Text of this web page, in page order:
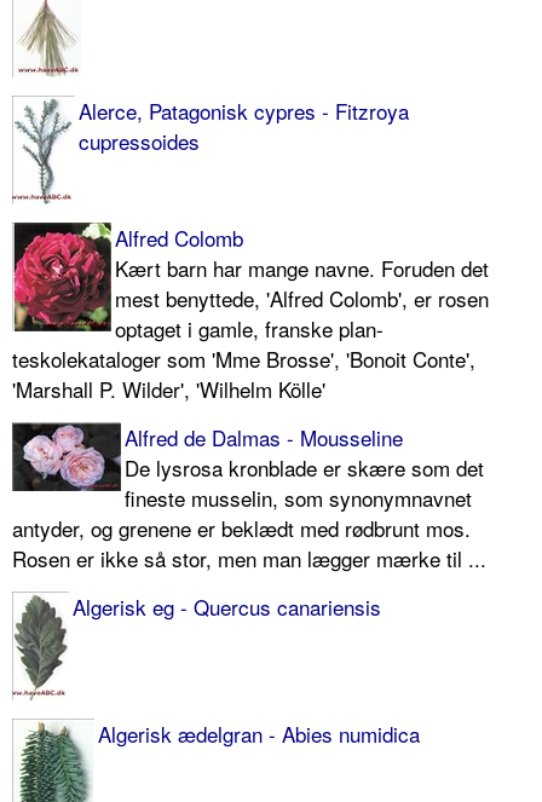
Alerce, Patagonisk cypres - Fitzroya
cupressoides
Alfred Colomb
Kært barn har mange navne. Foruden det
mest benyttede, 'Alfred Colomb', er rosen
optaget i gamle, franske plan­
teskolekataloger som 'Mme Brosse', 'Bonoit Conte',
'Marshall P. Wilder', 'Wilhelm Kölle'
Alfred de Dalmas - Mousseline
De lysrosa kronblade er skære som det
fineste musselin, som synonymnavnet
antyder, og grenene er beklædt med rødbrunt mos.
Rosen er ikke så stor, men man lægger mærke til ...
Algerisk eg - Quercus canariensis
Algerisk ædelgran - Abies numidica